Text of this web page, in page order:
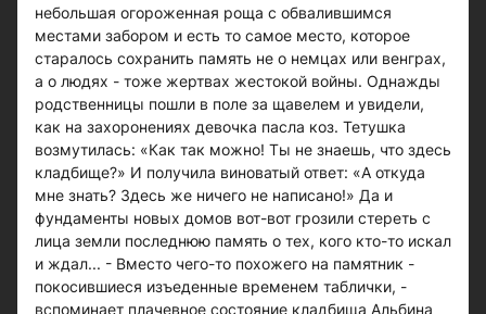
небольшая огороженная роща с обвалившимся
местами забором и есть то самое место, которое
старалось сохранить память не о немцах или венграх,
а о людях - тоже жертвах жестокой войны. Однажды
родственницы пошли в поле за щавелем и увидели,
как на захоронениях девочка пасла коз. Тетушка
возмутилась: «Как так можно! Ты не знаешь, что здесь
кладбище?» И получила виноватый ответ: «А откуда
мне знать? Здесь же ничего не написано!» Да и
фундаменты новых домов вот-вот грозили стереть с
лица земли последнюю память о тех, кого кто-то искал
и ждал... - Вместо чего-то похожего на памятник -
покосившиеся изъеденные временем таблички, -
вспоминает плачевное состояние кладбища Альбина